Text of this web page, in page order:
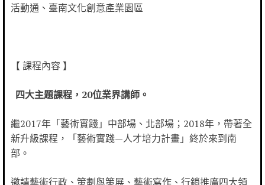
活動通、臺南文化創意產業園區
【 課程內容 】
四大主題課程，20位業界講師。
繼2017年「藝術實踐」中部場、北部場；2018年，帶著全
新升級課程，「藝術實踐—人才培力計畫」終於來到南
部。
邀請藝術行政、策劃與策展、藝術寫作、行銷推廣四大領